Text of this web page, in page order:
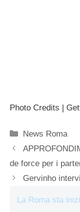
Photo Credits |
Categorie
News Roma
de force per i
Gervinho
La Roma sta